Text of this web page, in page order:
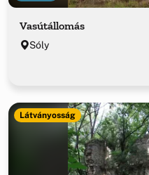
Vasútállomás
Sóly
Látványosság